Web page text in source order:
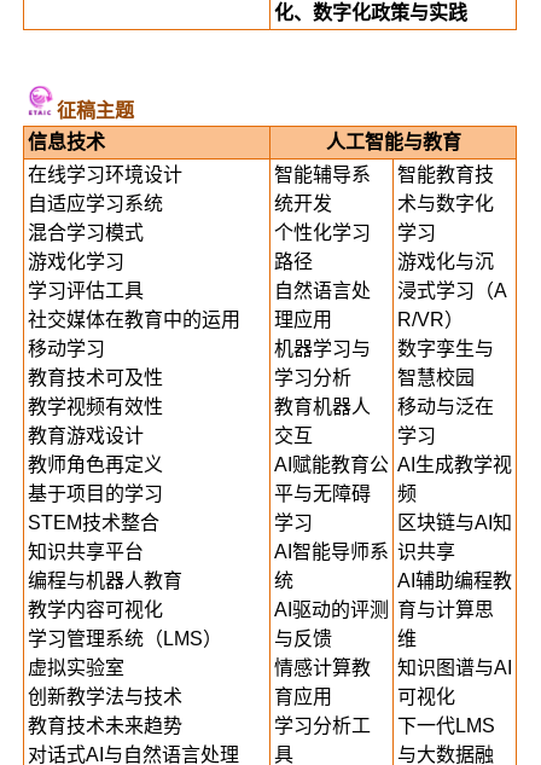
化、数字化政策与实践
征稿主题
信息技术
人工智能与教育
在线学习环境设计
自适应学习系统
混合学习模式
游戏化学习
学习评估工具
社交媒体在教育中的运用
移动学习
教育技术可及性
教学视频有效性
教育游戏设计
教师角色再定义
基于项目的学习
STEM技术整合
知识共享平台
编程与机器人教育
教学内容可视化
学习管理系统（LMS）
虚拟实验室
创新教学法与技术
教育技术未来趋势
对话式AI与自然语言处理
智能辅导系
统开发
个性化学习
路径
自然语言处
理应用
机器学习与
学习分析
教育机器人
交互
AI赋能教育公
平与无障碍
学习
AI智能导师系
统
AI驱动的评测
与反馈
情感计算教
育应用
学习分析工
具
智能教育技
术与数字化
学习
游戏化与沉
浸式学习（A
R/VR）
数字孪生与
智慧校园
移动与泛在
学习
AI生成教学视
频
区块链与AI知
识共享
AI辅助编程教
育与计算思
维
知识图谱与AI
可视化
下一代LMS
与大数据融